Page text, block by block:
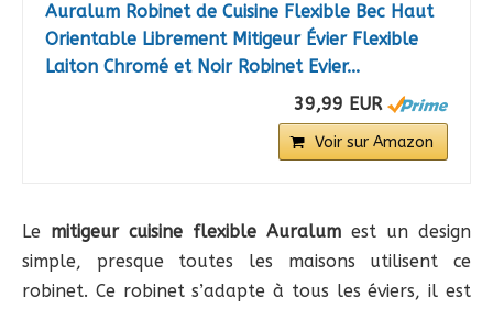
Auralum Robinet de Cuisine Flexible Bec Haut
Orientable Librement Mitigeur Évier Flexible
Laiton Chromé et Noir Robinet Evier...
39,99 EUR
Voir sur Amazon
Le mitigeur cuisine flexible Auralum est un design
simple, presque toutes les maisons utilisent ce
robinet. Ce robinet s’adapte à tous les éviers, il est